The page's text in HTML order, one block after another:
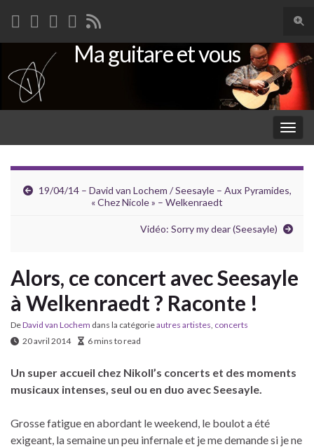
Search for:
Ma guitare et vous
19/04/14 – David van Lochem / Seesayle – Aux Pyramides,
« Chez Nicole » – Welkenraedt
Vidéo: Sorry my dear (Seesayle)
Alors, ce concert avec Seesayle
à Welkenraedt ? Raconte !
DeDavid van Lochem dans la catégorieautres artistes concerts
20 avril 2014
6 mins to read
Un super accueil chez Nikoll’s concerts et des moments
musicaux intenses, seul ou en duo avec Seesayle.
Grosse fatigue en abordant le weekend, le boulot a été
exigeant, la semaine un peu infernale et je me demande si je ne